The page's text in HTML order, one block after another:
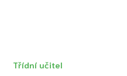
Třídní učitel